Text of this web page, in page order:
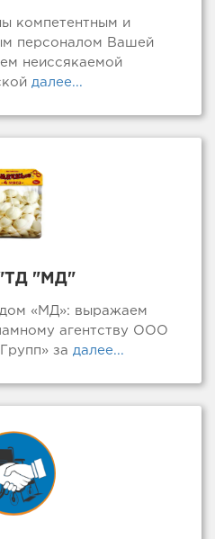
компетентным и
персоналом Вашей
неиссякаемой
далее...
"МД"
«МД»: выражаем
агентству ООО
за далее...